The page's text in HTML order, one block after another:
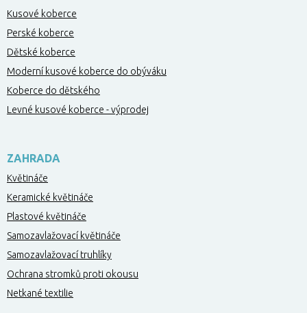
Kusové koberce
Perské koberce
Dětské koberce
Moderní kusové koberce do obýváku
Koberce do dětského
Levné kusové koberce - výprodej
ZAHRADA
Květináče
Keramické květináče
Plastové květináče
Samozavlažovací květináče
Samozavlažovací truhlíky
Ochrana stromků proti okousu
Netkané textilie